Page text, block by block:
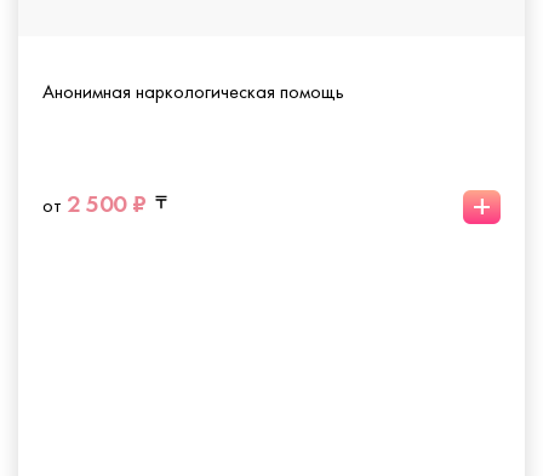
Анонимная наркологическая помощь
от 2 500 ₽ +